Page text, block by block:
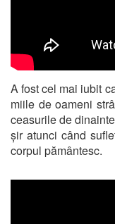
A fost cel mai iubit
miile de oameni
ceasurile de
șir atunci când
corpul pământesc.